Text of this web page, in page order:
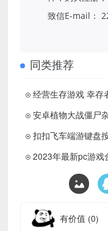
致信E-mail：
同类推荐
经营生存游戏 幸存
有价值 (0)